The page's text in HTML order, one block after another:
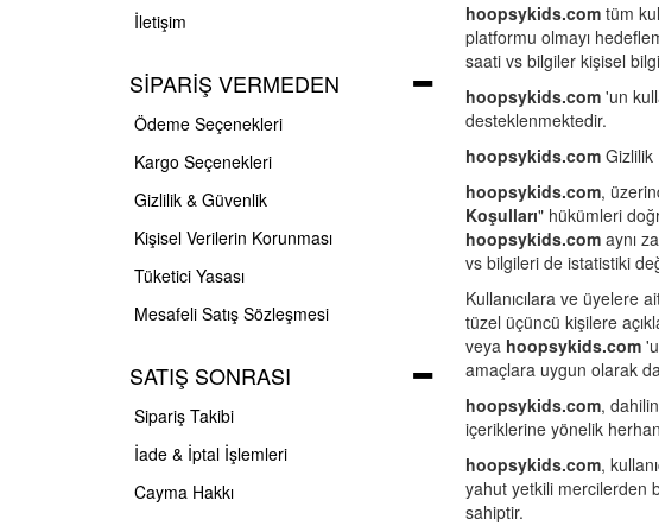
İletişim
SIPARIŞ VERMEDEN
Ödeme Seçenekleri
Kargo Seçenekleri
Gizlilik & Güvenlik
Kişisel Verilerin Korunması
Tüketici Yasası
Mesafeli Satış Sözleşmesi
SATIŞ SONRASI
Sipariş Takibi
İade & İptal İşlemleri
Cayma Hakkı
hoopsykids.comtüm
platformu olmayı
saati vs bilgiler kişisel
hoopsykids.com'un
desteklenmektedir.
hoopsykids.comGizlilik
hoopsykids.com,
Koşulları" hükümleri
hoopsykids.comaynı
vs bilgileri de istatistiki
Kullanıcılara ve üyelere
tüzel üçüncü kişilere
veya hoopsykids.com
amaçlara uygun olarak
hoopsykids.com,
içeriklerine yönelik
hoopsykids.com,
yahut yetkili mercilerden
sahiptir.